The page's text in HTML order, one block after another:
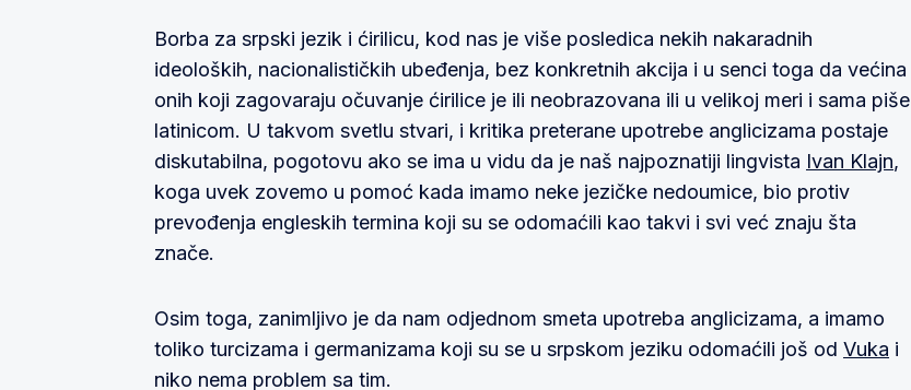
Borba za srpski jezik i ćirilicu, kod nas je više posledica nekih nakaradnih
ideoloških, nacionalističkih ubeđenja, bez konkretnih akcija i u senci toga da većina
onih koji zagovaraju očuvanje ćirilice je ili neobrazovana ili u velikoj meri i sama piše
latinicom. U takvom svetlu stvari, i kritika preterane upotrebe anglicizama postaje
diskutabilna, pogotovu ako se ima u vidu da je naš najpoznatiji lingvista Ivan Klajn,
koga uvek zovemo u pomoć kada imamo neke jezičke nedoumice, bio protiv
prevođenja engleskih termina koji su se odomaćili kao takvi i svi već znaju šta
znače.
Osim toga, zanimljivo je da nam odjednom smeta upotreba anglicizama, a imamo
toliko turcizama i germanizama koji su se u srpskom jeziku odomaćili još od Vuka i
niko nema problem sa tim.